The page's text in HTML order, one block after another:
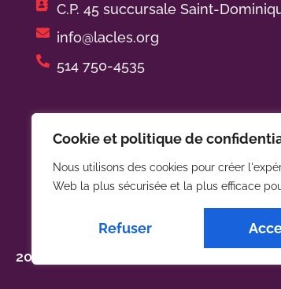
Cookie et politique de
Nous utilisons des cookies pour créer
Web la plus sécurisée et la plus efficace
Refuser
C.P. 45 succursale Saint-
info@lacles.org
514 750-4535
De lundi à jeudi de 9h00 à 17h00
2024 © La CLES